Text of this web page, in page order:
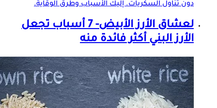
دون تناول السكريات. إليك الأسباب وطرق الوقاية.
لعشاق الأرز الأبيض- 7 أسباب تجعل
الأرز البني أكثر فائدة منه